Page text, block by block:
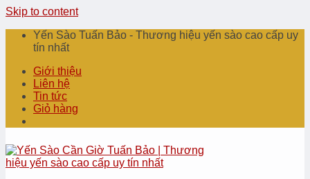
Skip to content
Yến Sào Tuấn Bảo - Thương hiệu yến sào cao cấp uy
tín nhất
Giới thiệu
Liên hệ
Tin tức
Giỏ hàng